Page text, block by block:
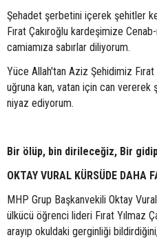
Şehadet şerbetini içerek şehitler
Fırat Çakıroğlu kardeşimize
camiamıza sabırlar diliyorum.
Yüce Allah'tan Aziz Şehidimiz
uğruna kan, vatan için can vererek
niyaz ediyorum.
Bir ölüp, bin dirileceğiz, Bir
OKTAY VURAL KÜRSÜDE DAHA
MHP Grup Başkanvekili Oktay
ülkücü öğrenci lideri Fırat Yılmaz
arayıp okuldaki gerginliği